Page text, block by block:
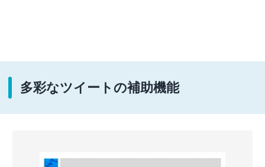
多彩なツイートの補助機能